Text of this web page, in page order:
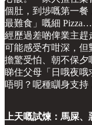
個肚，到埗嘅第一餐
最難食」嘅細
經歷過差啲俾業主趕
可能感受冇咁深，但
擔驚受怕、朝不保夕
睇住父母「日哦夜
唔明？呢種瞓身支持
上天嘅試煉：馬屎、